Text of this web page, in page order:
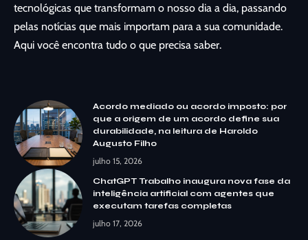
tecnológicas que transformam o nosso dia a dia, passando
pelas notícias que mais importam para a sua comunidade.
Aqui você encontra tudo o que precisa saber.
Acordo mediado ou acordo imposto: por
que a origem de um acordo define sua
durabilidade, na leitura de Haroldo
Augusto Filho
julho 15, 2026
ChatGPT Trabalho inaugura nova fase da
inteligência artificial com agentes que
executam tarefas completas
julho 17, 2026